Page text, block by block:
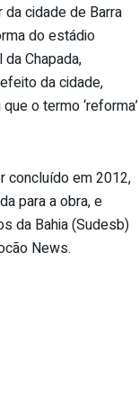
cidade de Barra
do estádio
Chapada,
da cidade,
o termo ‘reforma’
concluído em 2012,
para a obra, e
da Bahia (Sudesb)
News.